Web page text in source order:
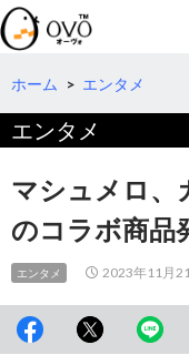
検
索
コ
テ
へ
ホーム > エンタメ
エンタメ
マシュメロ、
のコラボ商品
エンタメ 2023年11月